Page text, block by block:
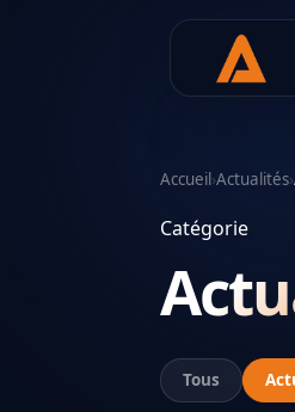
Accueil›Actualités›
Catégorie
Tous